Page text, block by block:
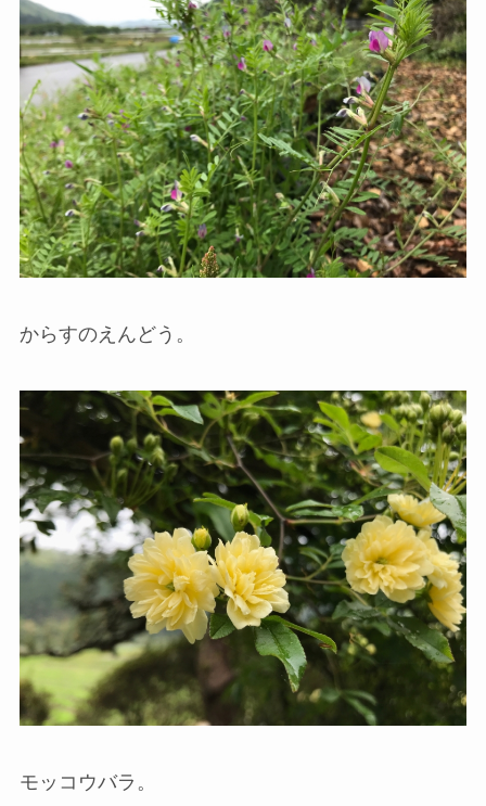
からすのえんどう。
モッコウバラ。